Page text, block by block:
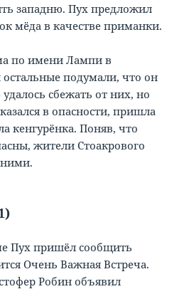
западню. Пух предложил
мёда в качестве приманки.
по имени Лампи в
подумали, что он
сбежать от них, но
в опасности, пришла
кенгурёнка. Поняв, что
жители Стоакрового
Пух пришёл сообщить
Очень Важная Встреча.
Робин объявил